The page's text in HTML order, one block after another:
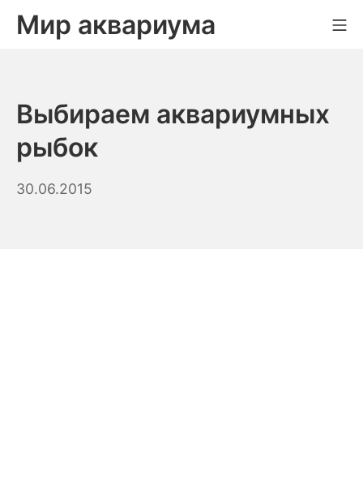
Мир аквариума
Выбираем аквариумных
рыбок
30.06.2015